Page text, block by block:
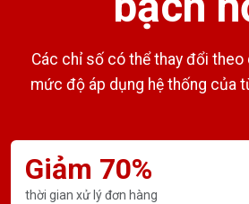
Các chỉ số có thể thay đổi theo
mức độ áp dụng hệ thống của
Giảm 70%
thời gian xử lý đơn hàng